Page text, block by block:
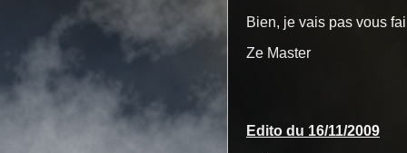
Bien, je vais pas vous
Ze Master
Edito du 16/11/2009